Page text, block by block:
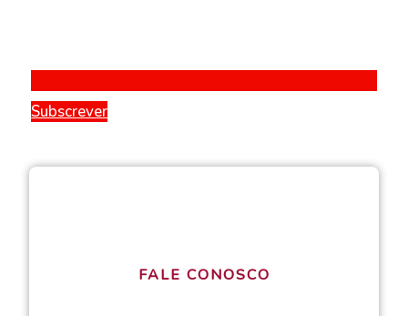
Subscrever
FALE CONOSCO